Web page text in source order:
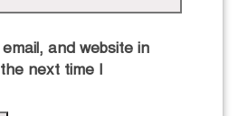
and website in
next time I